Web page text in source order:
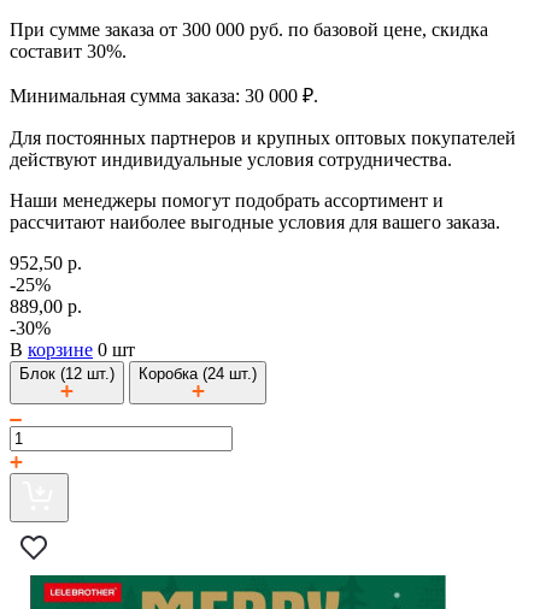
При сумме заказа от 300 000 руб. по базовой цене, скидка
составит 30%.
Минимальная сумма заказа: 30 000 ₽.
Для постоянных партнеров и крупных оптовых покупателей
действуют индивидуальные условия сотрудничества.
Наши менеджеры помогут подобрать ассортимент и
рассчитают наиболее выгодные условия для вашего заказа.
952,50 р.
-25%
889,00 р.
-30%
В корзине 0 шт
Блок (12 шт.) Коробка (24 шт.)